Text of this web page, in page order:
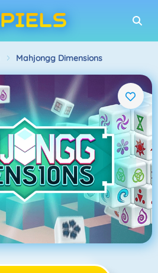
Mahjongg Dimensions